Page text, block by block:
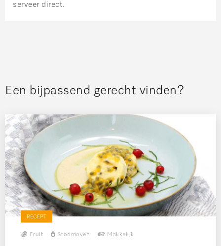
serveer direct.
Een bijpassend gerecht vinden?
RECEPT
Fruit Stoomoven Makkelijk